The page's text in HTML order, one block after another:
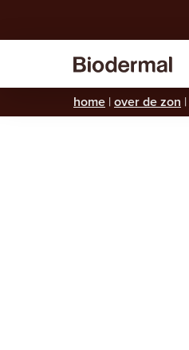
home |over de zon |